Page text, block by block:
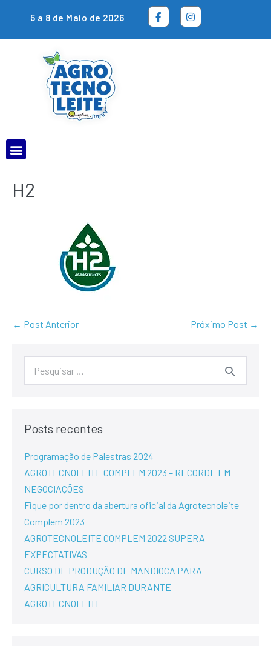
5 a 8 de Maio de 2026
H2
← Post Anterior Próximo Post →
Posts recentes
Programação de Palestras 2024
AGROTECNOLEITE COMPLEM 2023 – RECORDE EM
NEGOCIAÇÕES
Fique por dentro da abertura oficial da Agrotecnoleite
Complem 2023
AGROTECNOLEITE COMPLEM 2022 SUPERA
EXPECTATIVAS
CURSO DE PRODUÇÃO DE MANDIOCA PARA
AGRICULTURA FAMILIAR DURANTE
AGROTECNOLEITE